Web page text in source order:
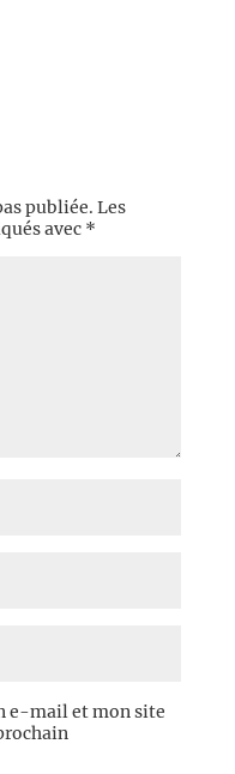
publiée. Les
avec *
e-mail et mon site